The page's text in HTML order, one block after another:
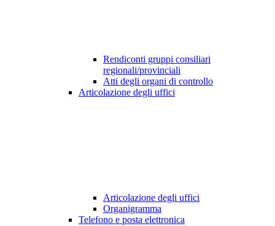
Rendiconti gruppi consiliari
regionali/provinciali
Atti degli organi di controllo
Articolazione degli uffici
Articolazione degli uffici
Organigramma
Telefono e posta elettronica